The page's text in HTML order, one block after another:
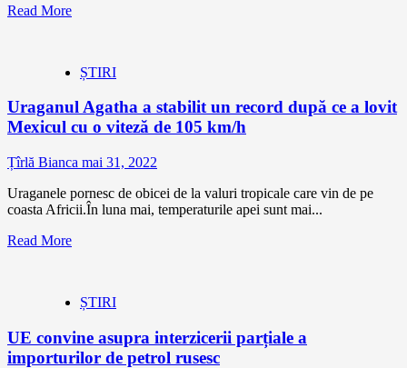
Read More
ȘTIRI
Uraganul Agatha a stabilit un record după ce a lovit
Mexicul cu o viteză de 105 km/h
Țîrlă Bianca mai 31, 2022
Uraganele pornesc de obicei de la valuri tropicale care vin de pe
coasta Africii.În luna mai, temperaturile apei sunt mai...
Read More
ȘTIRI
UE convine asupra interzicerii parțiale a
importurilor de petrol rusesc